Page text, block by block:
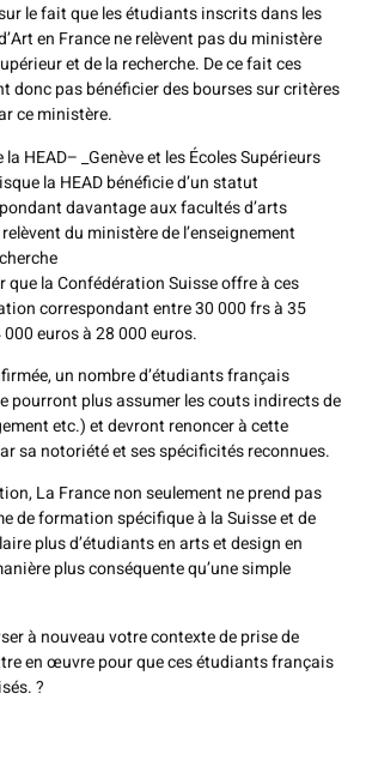
le fait que les étudiants inscrits dans les
en France ne relèvent pas du ministère
et de la recherche. De ce fait ces
donc pas bénéficier des bourses sur critères
ce ministère.
HEAD– _Genève et les Écoles Supérieurs
la HEAD bénéficie d’un statut
davantage aux facultés d’arts
du ministère de l’enseignement
que la Confédération Suisse offre à ces
correspondant entre 30 000 frs à 35
euros à 28 000 euros.
un nombre d’étudiants français
pourront plus assumer les couts indirects de
etc.) et devront renoncer à cette
sa notoriété et ses spécificités reconnues.
La France non seulement ne prend pas
de formation spécifique à la Suisse et de
plus d’étudiants en arts et design en
plus conséquente qu’une simple
à nouveau votre contexte de prise de
en œuvre pour que ces étudiants français
?